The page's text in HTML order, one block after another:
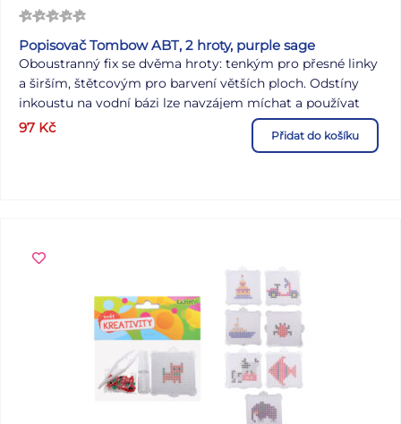
Popisovač Tombow ABT, 2 hroty, purple sage
Oboustranný fix se dvěma hroty: tenkým pro přesné linky
a širším, štětcovým pro barvení větších ploch. Odstíny
inkoustu na vodní bázi lze navzájem míchat a používat
jako akvarelové barvy. Perfektní pro vyrábění přání,
razítkování motivů, skicování, kreslení komiksů,
97 Kč Přidat do košíku